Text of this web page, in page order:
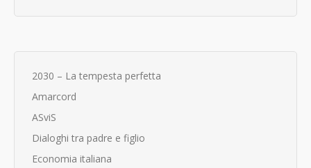
2030 – La tempesta perfetta
Amarcord
ASviS
Dialoghi tra padre e figlio
Economia italiana